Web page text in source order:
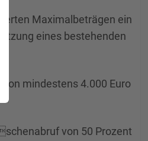
Maximalbeträgen ein
eines bestehenden
mindestens 4.000 Euro
von 50 Prozent